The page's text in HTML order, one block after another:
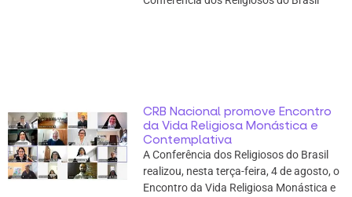
CRB Nacional promove Encontro
da Vida Religiosa Monástica e
Contemplativa
A Conferência dos Religiosos do Brasil
realizou, nesta terça-feira, 4 de agosto, o
Encontro da Vida Religiosa Monástica e